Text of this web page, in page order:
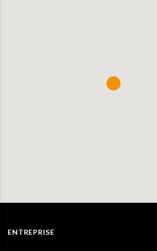
ENTREPRISE